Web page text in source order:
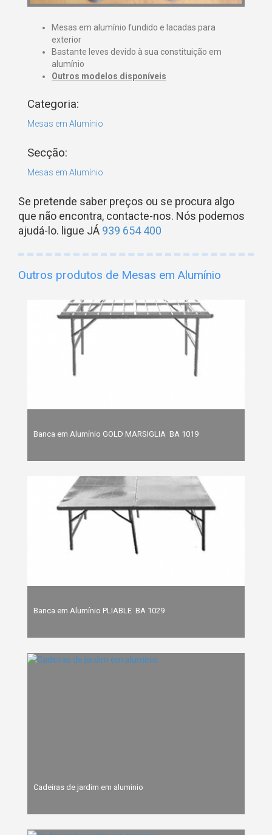
Mesas em alumínio fundido e lacadas para
exterior
Bastante leves devido à sua constituição em
alumínio
Outros modelos disponíveis
Categoria:
Mesas em Alumínio
Secção:
Mesas em Alumínio
Se pretende saber preços ou se procura algo
que não encontra, contacte-nos. Nós podemos
ajudá-lo. ligue JÁ 939 654 400
Outros produtos de Mesas em Alumínio
Banca em Alumínio GOLD MARSIGLIA  BA 1019
Banca em Alumínio PLIABLE  BA 1029
Cadeiras de jardim em aluminio